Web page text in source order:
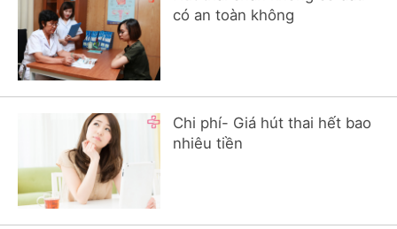
có an toàn không
Chi phí- Giá hút thai hết bao
nhiêu tiền